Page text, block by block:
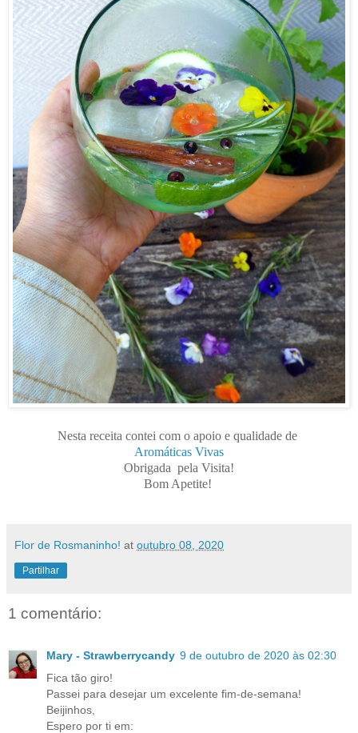
Nesta receita contei com o apoio e qualidade de
Aromáticas Vivas
Obrigada pela Visita!
Bom Apetite!
Flor de Rosmaninho! at outubro 08, 2020
Partilhar
1 comentário:
Mary - Strawberrycandy 9 de outubro de 2020 às 02:30
Fica tão giro!
Passei para desejar um excelente fim-de-semana!
Beijinhos,
Espero por ti em: